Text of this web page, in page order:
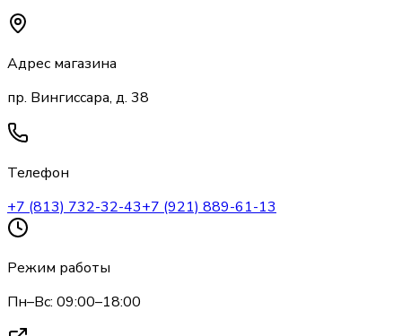
Адрес магазина
пр. Вингиссара, д. 38
Телефон
+7 (813) 732-32-43+7 (921) 889-61-13
Режим работы
Пн–Вс: 09:00–18:00